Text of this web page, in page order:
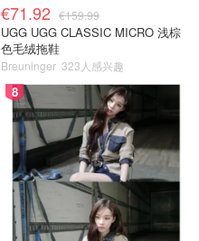
€71.92 €159.99
UGG UGG CLASSIC MICRO 浅棕
色毛绒拖鞋
Breuninger 323人感兴趣
8